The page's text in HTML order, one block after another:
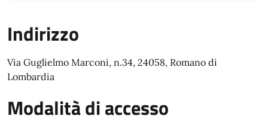
Indirizzo
Via Guglielmo Marconi, n.34, 24058, Romano di
Lombardia
Modalità di accesso